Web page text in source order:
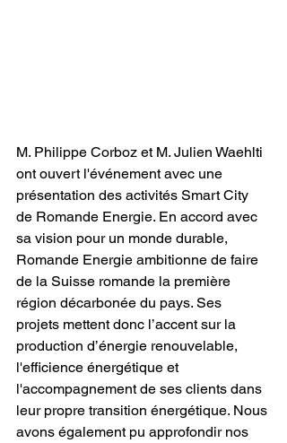
M. Philippe Corboz et M. Julien Waehlti
ont ouvert l'événement avec une
présentation des activités Smart City
de Romande Energie. En accord avec
sa vision pour un monde durable,
Romande Energie ambitionne de faire
de la Suisse romande la première
région décarbonée du pays. Ses
projets mettent donc l’accent sur la
production d’énergie renouvelable,
l'efficience énergétique et
l'accompagnement de ses clients dans
leur propre transition énergétique. Nous
avons également pu approfondir nos